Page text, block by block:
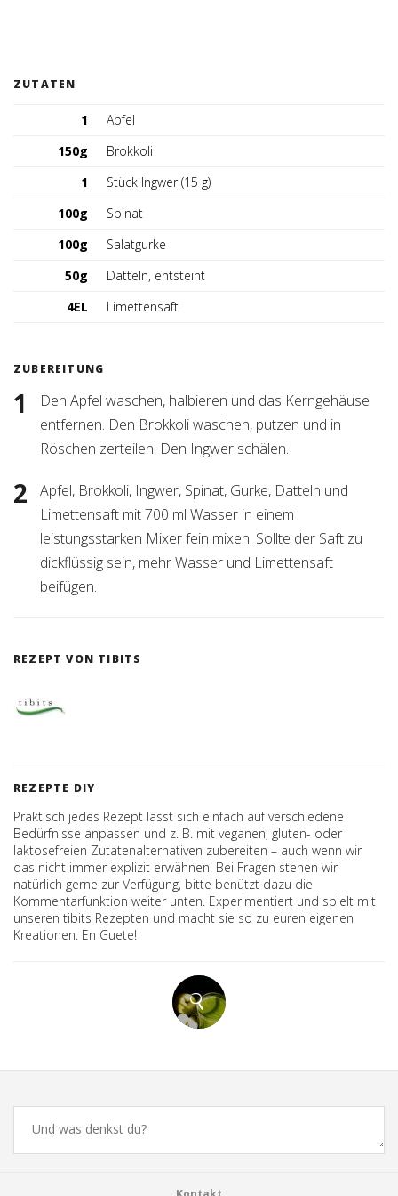
ZUTATEN
1
Apfel
150g
Brokkoli
1
Stück Ingwer (15 g)
100g
Spinat
100g
Salatgurke
50g
Datteln, entsteint
4EL
Limettensaft
ZUBEREITUNG
Den Apfel waschen, halbieren und das Kerngehäuse
entfernen. Den Brokkoli waschen, putzen und in
Röschen zerteilen. Den Ingwer schälen.
Apfel, Brokkoli, Ingwer, Spinat, Gurke, Datteln und
Limettensaft mit 700 ml Wasser in einem
leistungsstarken Mixer fein mixen. Sollte der Saft zu
dickflüssig sein, mehr Wasser und Limettensaft
beifügen.
REZEPT VON TIBITS
REZEPTE DIY
Praktisch jedes Rezept lässt sich einfach auf verschiedene
Bedürfnisse anpassen und z. B. mit veganen, gluten- oder
laktosefreien Zutatenalternativen zubereiten – auch wenn wir
das nicht immer explizit erwähnen. Bei Fragen stehen wir
natürlich gerne zur Verfügung, bitte benützt dazu die
Kommentarfunktion weiter unten. Experimentiert und spielt mit
unseren tibits Rezepten und macht sie so zu euren eigenen
Kreationen. En Guete!